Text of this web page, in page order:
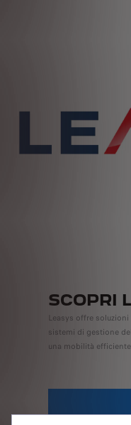
SCOPRI
Leasys offre
sistemi di gestione
una mobilità